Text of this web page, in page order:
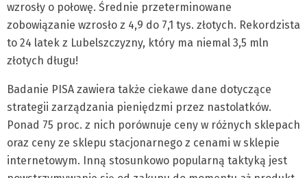
wzrosły o połowę. Średnie przeterminowane
zobowiązanie wzrosło z 4,9 do 7,1 tys. złotych. Rekordzista
to 24 latek z Lubelszczyzny, który ma niemal 3,5 mln
złotych długu!
Badanie PISA zawiera także ciekawe dane dotyczące
strategii zarządzania pieniędzmi przez nastolatków.
Ponad 75 proc. z nich porównuje ceny w różnych sklepach
oraz ceny ze sklepu stacjonarnego z cenami w sklepie
internetowym. Inną stosunkowo popularną taktyką jest